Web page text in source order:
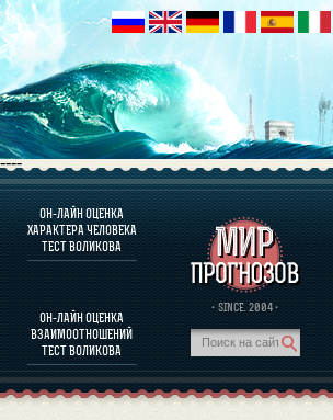
----
ОН-ЛАЙН ОЦЕНКА
ХАРАКТЕРА ЧЕЛОВЕКА
ТЕСТ ВОЛИКОВА
ОН-ЛАЙН ОЦЕНКА
ВЗАИМООТНОШЕНИЙ
ТЕСТ ВОЛИКОВА
· SINCE. 2004 ·
О ПРОГРАММЕ
ОЦЕНКА ХАРАКТЕРA
ОЦЕНКА ХАРАКТЕРА ВЫДАЮЩИХСЯ
О ПРОГРАММЕ
ПРОГНОЗЫ И АНАЛИТИКА